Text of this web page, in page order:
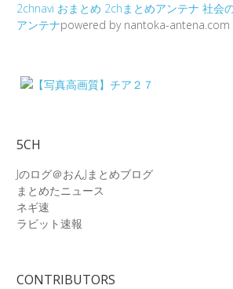
2chnavi おまとめ 2chまとめアンテナ 社会
アンテナpowered by nantoka-antena.com
5CH
Jのログ＠おんJまとめブログ
まとめたニュース
ネギ速
ラビット速報
CONTRIBUTORS